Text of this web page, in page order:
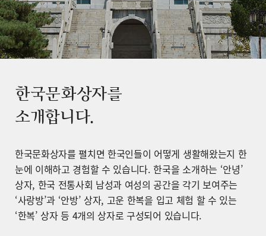
한국문화상자를
소개합니다.
한국문화상자를 펼치면 한국인들이 어떻게 생활해왔는지 한
눈에 이해하고 경험할 수 있습니다. 한국을 소개하는 ‘안녕’
상자, 한국 전통사회 남성과 여성의 공간을 각기 보여주는
‘사랑방’과 ‘안방’ 상자, 고운 한복을 입고 체험 할 수 있는
‘한복’ 상자 등 4개의 상자로 구성되어 있습니다.